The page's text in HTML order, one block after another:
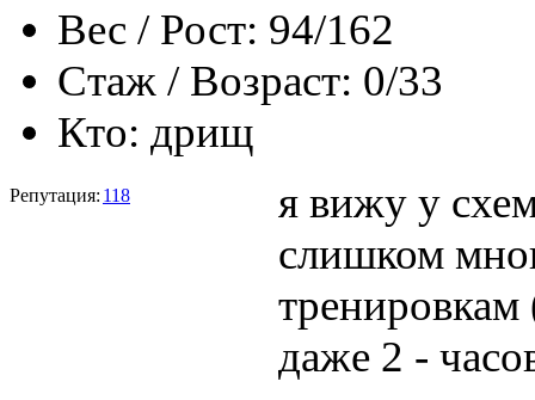
Вес / Рост: 94/162
Стаж / Возраст: 0/33
Кто: дрищ
Репутация: 118
я вижу у
слишком
тренировкам
даже 2 -